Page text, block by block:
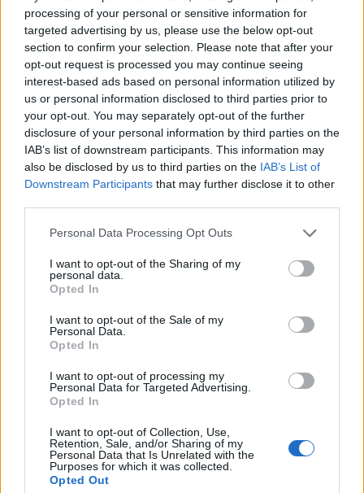
processing of your personal or sensitive information for
targeted advertising by us, please use the below opt-out
section to confirm your selection. Please note that after your
opt-out request is processed you may continue seeing
interest-based ads based on personal information utilized by
us or personal information disclosed to third parties prior to
your opt-out. You may separately opt-out of the further
disclosure of your personal information by third parties on the
IAB’s list of downstream participants. This information may
also be disclosed by us to third parties on the IAB’s List of
Downstream Participants that may further disclose it to other
Please note that this website/app uses one or more Google
not limited to your visit or usage behaviour. You may click to
grant or deny consent to Google and its third-party tags to
use your data for below specified purposes in below Google
consent section.
Personal Data Processing Opt Outs
I want to opt-out of the Sharing of my
personal data.
Opted In
I want to opt-out of the Sale of my
Personal Data.
Opted In
I want to opt-out of processing my
Personal Data for Targeted Advertising.
Opted In
I want to opt-out of Collection, Use,
Retention, Sale, and/or Sharing of my
Personal Data that Is Unrelated with the
Purposes for which it was collected.
Opted Out